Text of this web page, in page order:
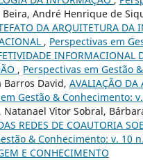
André Henrique de
DA ARQUITETURA DA
, Perspectivas em
INFORMACIONAL
, Perspectivas em Gestão
Barros David, AVALIAÇÃO DA
Gestão & Conhecimento:
Vitor Sobral,
REDES DE COAUTORIA
& Conhecimento: v. 10
E CONHECIMENTO